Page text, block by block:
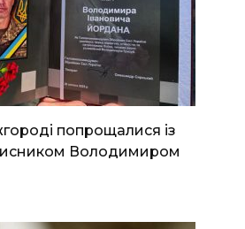
попрощалися із
Володимиром